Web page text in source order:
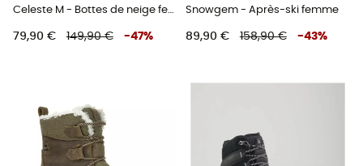
Celeste M - Bottes de neige femme
79,90 € 149,90 € -47%
Snowgem - Après-ski femme
89,90 € 158,90 € -43%